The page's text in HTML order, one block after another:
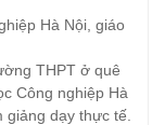
Hà Nội, giáo
THPT ở quê
Công nghiệp Hà
dạy thực tế.